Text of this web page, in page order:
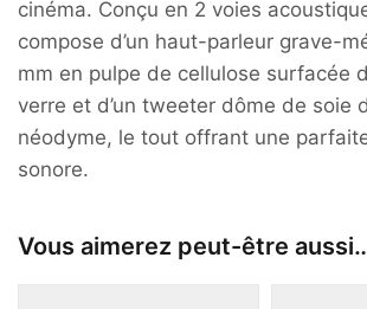
cinéma. Conçu en 2 voies
compose d’un haut-parleur grave-
mm en pulpe de cellulose surfacée
verre et d’un tweeter dôme de soie
néodyme, le tout offrant une
sonore.
Vous aimerez peut-être